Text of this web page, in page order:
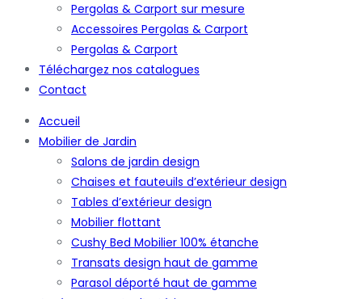
Pergolas & Carport sur mesure
Accessoires Pergolas & Carport
Pergolas & Carport
Téléchargez nos catalogues
Contact
Accueil
Mobilier de Jardin
Salons de jardin design
Chaises et fauteuils d’extérieur design
Tables d’extérieur design
Mobilier flottant
Cushy Bed Mobilier 100% étanche
Transats design haut de gamme
Parasol déporté haut de gamme